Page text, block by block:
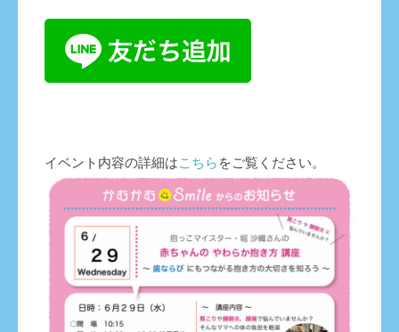
イベント内容の詳細はこちら をご覧ください。